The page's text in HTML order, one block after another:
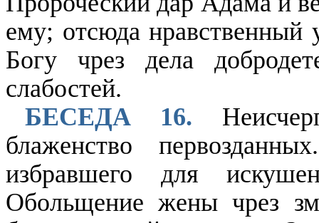
ему; отсюда нравственный
Богу чрез дела
слабостей.
БЕСЕДА 16.
блаженство
избравшего для
Обольщение жены чрез